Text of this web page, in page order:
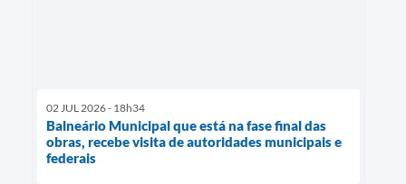
02 JUL 2026 - 18h34
Balneário Municipal que está na fase final das
obras, recebe visita de autoridades municipais e
federais